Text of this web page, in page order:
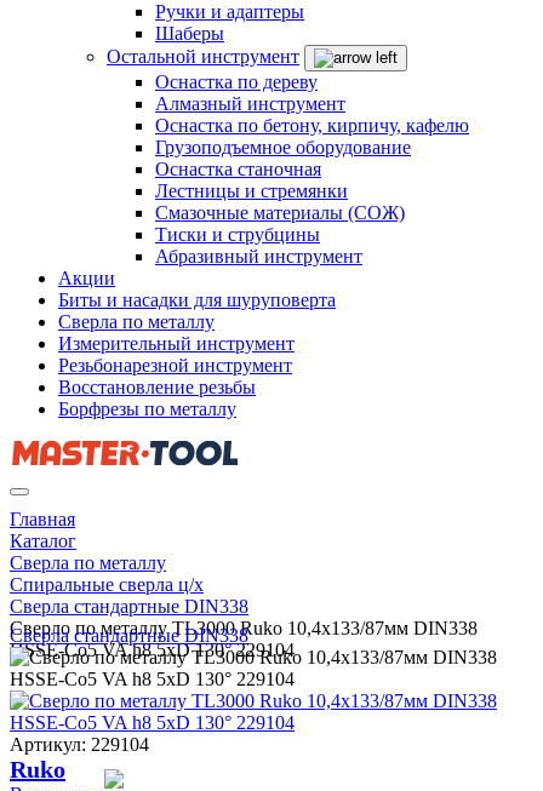
Ручки и адаптеры
Шаберы
Остальной инструмент
Оснастка по дереву
Алмазный инструмент
Оснастка по бетону, кирпичу, кафелю
Грузоподъемное оборудование
Оснастка станочная
Лестницы и стремянки
Смазочные материалы (СОЖ)
Тиски и струбцины
Абразивный инструмент
Акции
Биты и насадки для шуруповерта
Сверла по металлу
Измерительный инструмент
Резьбонарезной инструмент
Восстановление резьбы
Борфрезы по металлу
Главная
Каталог
Сверла по металлу
Спиральные сверла ц/х
Сверла стандартные DIN338
Сверло по металлу TL3000 Ruko 10,4x133/87мм DIN338
HSSE-Co5 VA h8 5xD 130° 229104
Сверла стандартные DIN338
Артикул: 229104
Ruko